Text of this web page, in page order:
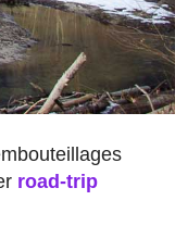
road-trip